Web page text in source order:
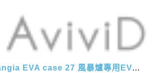
case 27 風暴爐專用EVA 防護外盒(小)-黑